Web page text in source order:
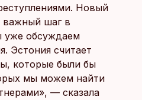
Новый
важный шаг в
уже обсуждаем
Эстония считает
которые были бы
мы можем найти
— сказала